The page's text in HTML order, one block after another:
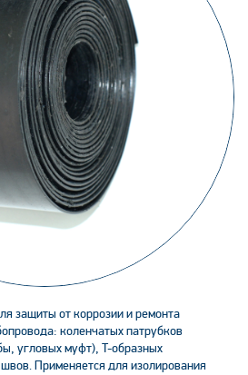
защиты от коррозии и ремонта
коленчатых патрубков
угловых муфт), T-образных
Применяется для изолирования